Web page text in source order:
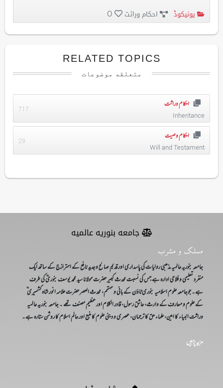
یونیکوڈ احکام وراثت 0
RELATED TOPICS
متعلقه موضوعات
احکام وراثت
Inheritance
717
احکام وصیت
Will and Testament
29
جامعه بنوریه عالمیه
مسلک و مشرب
جامعہ بنوریہ عالمیہ مذھبی روایات کی پاسداری اور قدیم صالح وجدید نافع کے امترازج کے ساتھ ایک
منفرد تعلیمی و فلاحی ادارہ ہے جس کی نسبت محدث کبیر حضرت مولانا سید محمد یوسف بنوریؒ کی طرف
ہے۔ جوجامعہ علوم اسلامیہ بنوری ٹاؤن کے بانی و مہتمم، محدث العصر حضرت علامہ انور شاہ کشمیری ؒ
کے علوم و معارف کے وارث، عاشق رسول، قادر الکلام اور عظیم مصنف تھے ۔ جامعہ بنوریہ عالمیہ
وراثت انبیاء کا امین، علماء حق کا ترجمان، عصری و دینی علوم کا منبع اور عالم اسلام کا روشن ستارہ ہے۔
مزید پڑہیں